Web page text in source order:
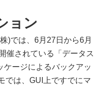
ョン
)では、6月27日から6月
催されている「データス
ケージによるバックアッ
では、GUI上ですでにマ